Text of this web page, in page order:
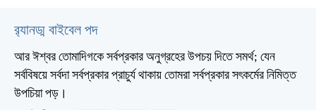
র‌্যানড্ম বাইবেল পদ
আর ঈশ্বর তোমাদিগকে সর্বপ্রকার অনুগ্রহের উপচয় দিতে সমর্থ; যেন
সর্ববিষয়ে সর্বদা সর্বপ্রকার প্রাচুর্য থাকায় তোমরা সর্বপ্রকার সৎকর্মের নিমিত্ত
উপচিয়া পড়।